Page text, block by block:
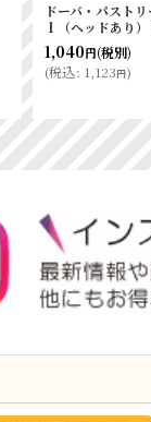
1斤用 食パン
4,290円～
(税込: 4,719円～